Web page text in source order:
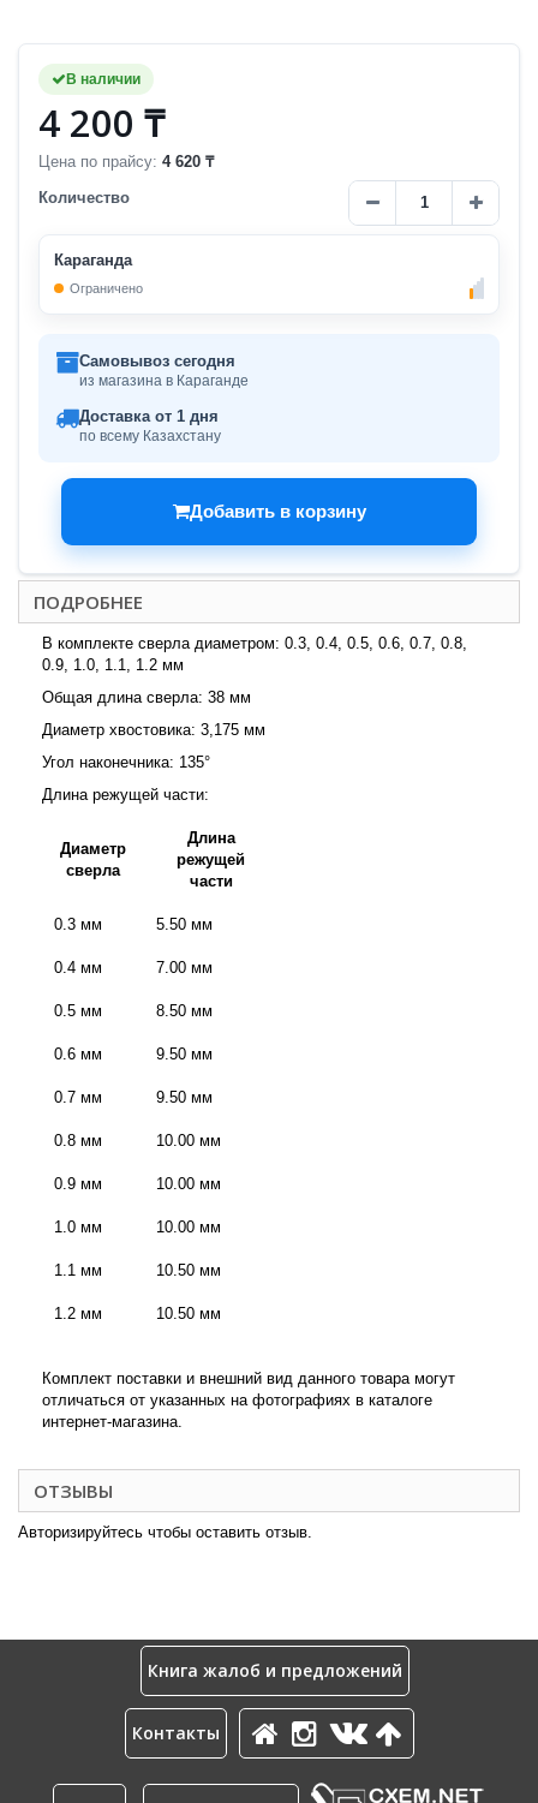
В наличии
4 200 ₸
Цена по прайсу: 4 620 ₸
Количество
Караганда
Ограничено
Самовывоз сегодня
из магазина в Караганде
Доставка от 1 дня
по всему Казахстану
Добавить в корзину
ПОДРОБНЕЕ
В комплекте сверла диаметром: 0.3, 0.4, 0.5, 0.6, 0.7, 0.8,
0.9, 1.0, 1.1, 1.2 мм
Общая длина сверла: 38 мм
Диаметр хвостовика: 3,175 мм
Угол наконечника: 135°
Длина режущей части:
Диаметр
сверла
Длина
режущей
части
0.3 мм 5.50 мм
0.4 мм 7.00 мм
0.5 мм 8.50 мм
0.6 мм 9.50 мм
0.7 мм 9.50 мм
0.8 мм 10.00 мм
0.9 мм 10.00 мм
1.0 мм 10.00 мм
1.1 мм 10.50 мм
1.2 мм 10.50 мм
Комплект поставки и внешний вид данного товара могут
отличаться от указанных на фотографиях в каталоге
интернет-магазина.
ОТЗЫВЫ
Авторизируйтесь чтобы оставить отзыв.
Книга жалоб и предложений
Контакты